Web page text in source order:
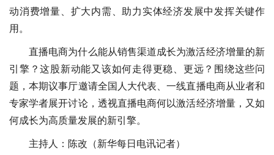
动消费增量、扩大内需、助力实体经济发展中发挥关键作
用。
直播电商为什么能从销售渠道成长为激活经济增量的新
引擎？这股新动能又该如何走得更稳、更远？围绕这些问
题，本期议事厅邀请全国人大代表、一线直播电商从业者和
专家学者展开讨论，透视直播电商何以激活经济增量，又如
何成长为高质量发展的新引擎。
主持人：陈改（新华每日电讯记者）